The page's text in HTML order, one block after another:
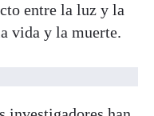
entre la luz y la
vida y la muerte.